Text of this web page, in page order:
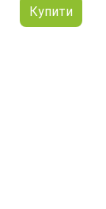
Купити